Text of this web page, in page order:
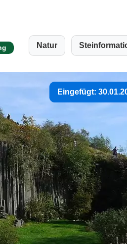
Natur
Eingefügt: